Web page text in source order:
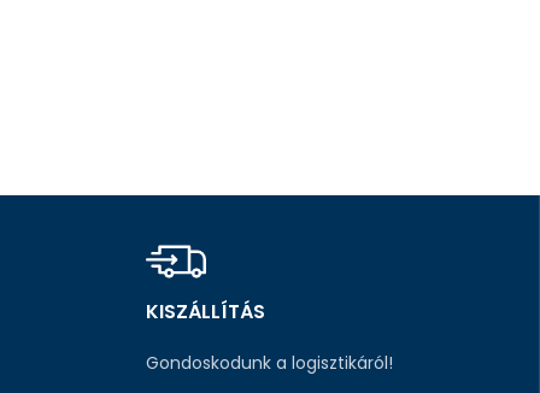
KISZÁLLÍTÁS
Gondoskodunk a logisztikáról!